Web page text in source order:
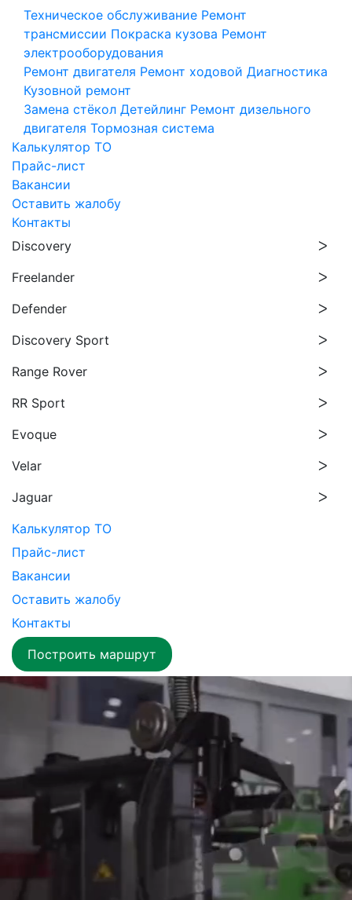
Техническое обслуживание Ремонт
трансмиссии Покраска кузова Ремонт
электрооборудования
Ремонт двигателя Ремонт ходовой Диагностика
Кузовной ремонт
Замена стёкол Детейлинг Ремонт дизельного
двигателя Тормозная система
Калькулятор ТО
Прайс-лист
Вакансии
Оставить жалобу
Контакты
Discovery
Freelander
Defender
Discovery Sport
Range Rover
RR Sport
Evoque
Velar
Jaguar
Калькулятор ТО
Прайс-лист
Вакансии
Оставить жалобу
Контакты
Построить маршрут